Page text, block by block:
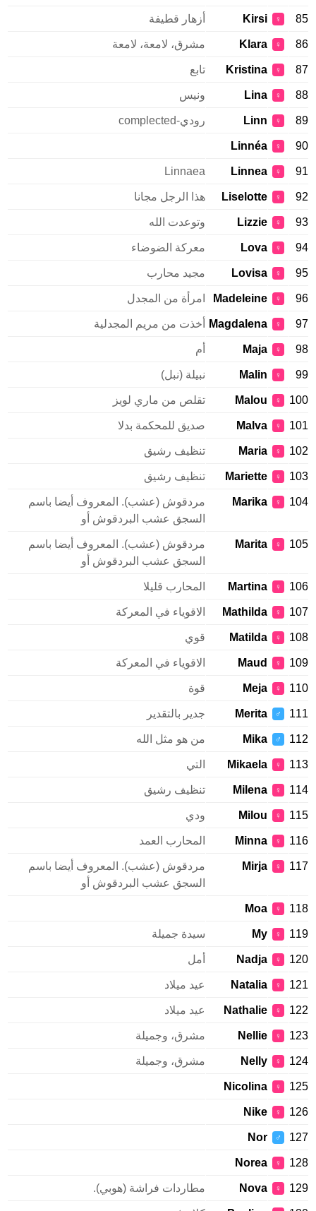
85
♀
Kirsi أزهار قطيفة
86
♀
Klara مشرق، لامعة، لامعة
87
♀
Kristina تابع
88
♀
Lina ونيس
89
♀
Linn رودي-complected
90
♀
Linnéa
91
♀
Linnea
Linnaea
92
♀
Liselotte هذا الرجل مجانا
93
♀
Lizzie وتوعدت الله
94
♀
Lova معركة الضوضاء
95
♀
Lovisa مجيد محارب
96
♀
Madeleine امرأة من المجدل
97
♀
Magdalena أخذت من مريم المجدلية
98
♀
Maja أم
99
♀
Malin نبيلة (نبل)
100
♀
Malou تقلص من ماري لويز
101
♀
Malva صديق للمحكمة بدلا
102
♀
Maria تنظيف رشيق
103
♀
Mariette تنظيف رشيق
104
♀
Marika
مردقوش (عشب). المعروف أيضا باسم
السجق عشب البردقوش أو
105
♀
Marita
مردقوش (عشب). المعروف أيضا باسم
السجق عشب البردقوش أو
106
♀
Martina المحارب قليلا
107
♀
Mathilda الاقوياء في المعركة
108
♀
Matilda قوي
109
♀
Maud الاقوياء في المعركة
110
♀
Meja قوة
111
♂
Merita جدير بالتقدير
112
♂
Mika من هو مثل الله
113
♀
Mikaela التي
114
♀
Milena تنظيف رشيق
115
♀
Milou ودي
116
♀
Minna المحارب العمد
117
♀
Mirja
مردقوش (عشب). المعروف أيضا باسم
السجق عشب البردقوش أو
118
♀
Moa
119
♀
My سيدة جميلة
120
♀
Nadja أمل
121
♀
Natalia عيد ميلاد
122
♀
Nathalie عيد ميلاد
123
♀
Nellie مشرق، وجميلة
124
♀
Nelly مشرق، وجميلة
125
♀
Nicolina
126
♀
Nike
127
♂
Nor
128
♀
Norea
129
♀
Nova مطاردات فراشة (هوبي).